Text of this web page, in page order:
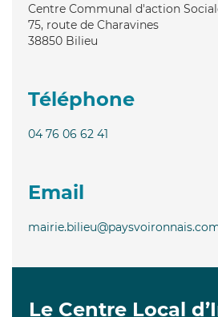
Centre Communal d'action
75, route de Charavines
38850 Bilieu
Téléphone
04 76 06 62 41
Email
Le Centre Local